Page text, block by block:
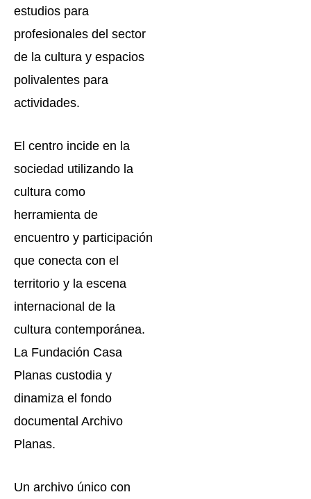
estudios para
profesionales del sector
de la cultura y espacios
polivalentes para
actividades.
El centro incide en la
sociedad utilizando la
cultura como
herramienta de
encuentro y participación
que conecta con el
territorio y la escena
internacional de la
cultura contemporánea.
La Fundación Casa
Planas custodia y
dinamiza el fondo
documental Archivo
Planas.
Un archivo único con